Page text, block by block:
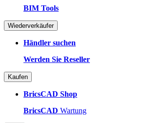
BIM Tools
Wiederverkäufer
Händler suchen
Werden Sie Reseller
Kaufen
BricsCAD Shop
BricsCAD Wartung